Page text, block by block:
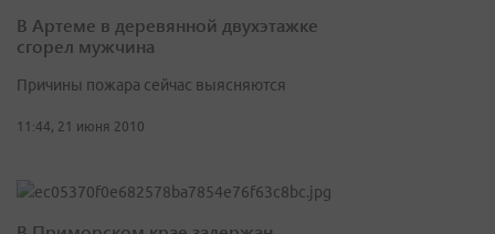
В Артеме в деревянной двухэтажке
сгорел мужчина
Причины пожара сейчас выясняются
11:44, 21 июня 2010